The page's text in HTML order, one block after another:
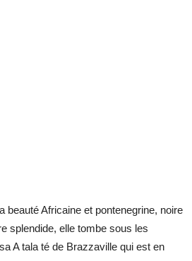
beauté Africaine et pontenegrine, noire
splendide, elle tombe sous les
A tala té de Brazzaville qui est en